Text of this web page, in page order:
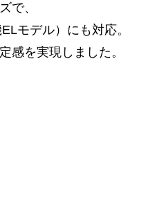
で、
モデル）にも対応。
感を実現しました。